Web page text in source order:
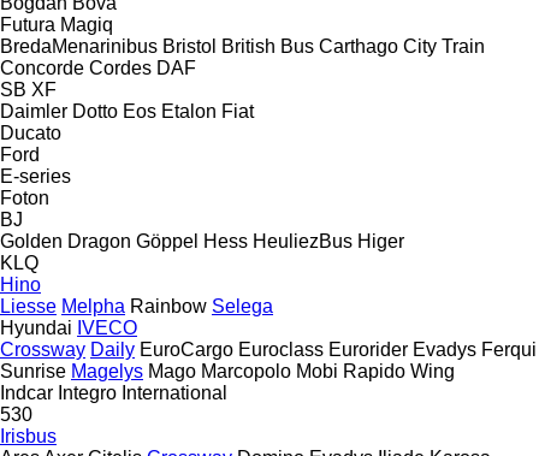
Futura Magiq
BredaMenarinibus Bristol British Bus Carthago City Train
Concorde Cordes DAF
SB XF
Daimler Dotto Eos Etalon Fiat
Ducato
Ford
E-series
Foton
BJ
Golden Dragon Göppel Hess HeuliezBus Higer
KLQ
Hino
Liesse Melpha Rainbow Selega
Hyundai IVECO
Crossway Daily EuroCargo Euroclass Eurorider Evadys Ferqui
Sunrise Magelys Mago Marcopolo Mobi Rapido Wing
Indcar Integro International
530
Irisbus